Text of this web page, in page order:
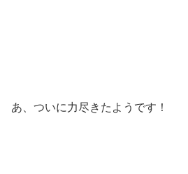
あ、ついに力尽きたようです！